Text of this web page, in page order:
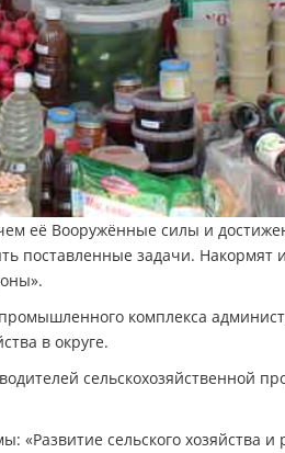
её Вооружённые силы и
поставленные задачи. Накормят
комплекса
в округе.
сельскохозяйственной
сельского хозяйства и